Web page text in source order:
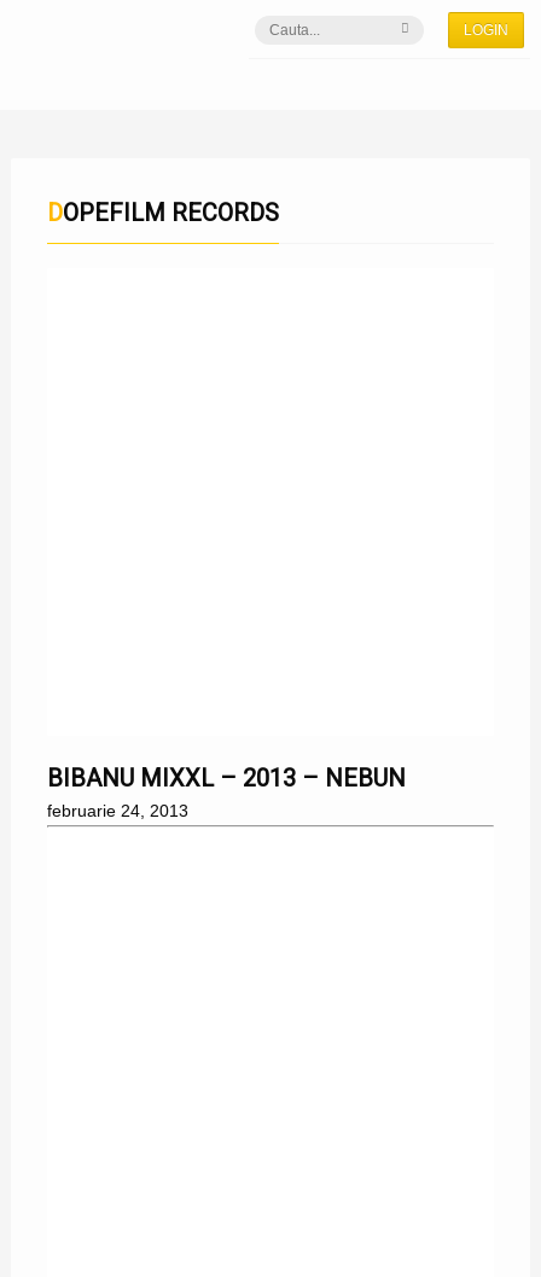
LOGIN
DOPEFILM RECORDS
BIBANU MIXXL – 2013 – NEBUN
februarie 24, 2013